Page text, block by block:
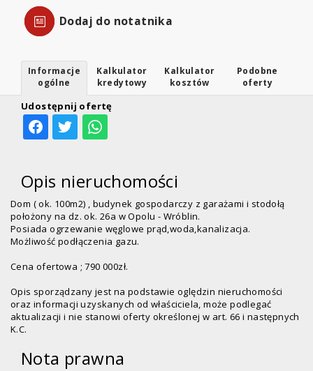
Dodaj do notatnika
Udostępnij ofertę
Informacje
ogólne
Kalkulator
kredytowy
Kalkulator
kosztów
Podobne
oferty
Opis nieruchomości
Dom ( ok. 100m2) , budynek gospodarczy z garażami i stodołą
położony na dz. ok. 26a w Opolu - Wróblin.
Posiada ogrzewanie węglowe prąd,woda,kanalizacja.
Możliwość podłączenia gazu.
Cena ofertowa ; 790 000zł.
Opis sporządzany jest na podstawie oględzin nieruchomości
oraz informacji uzyskanych od właściciela, może podlegać
aktualizacji i nie stanowi oferty określonej w art. 66 i następnych
K.C.
Nota prawna